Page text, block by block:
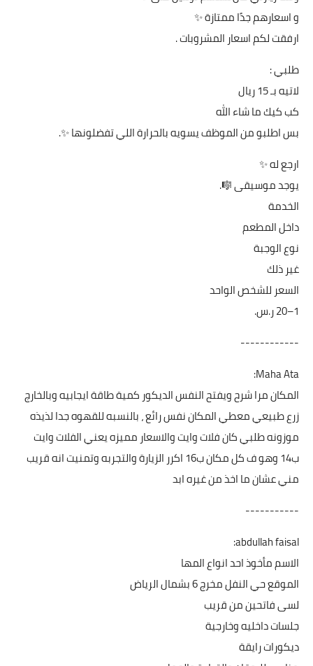
و اسعارهم جدًا ممتازة ✨
ارفقت لكم اسعار المشروبات .
طلبي :
لاتيه بـ 15 ريال
كب كيك ما شاء الله
بس اطلبو من الموظف يسويه بالحرارة اللي تفضلونها ✨.
ارجع له ✨
يوجد موسيقى 🎼.
الخدمة
داخل المطعم
نوع الوجبة
غير ذلك
السعر للشخص الواحد
------------
Maha Ata:
المكان مرا شرح ويفتح النفس الديكور كمية طاقة ايجابيه وبالخارج
زرع طبيعي معطي المكان نفس رائع ، بالنسبه للقهوه جدا لذيذه
موزونه طلبي كان فلات وايت والاسعار مميزه يعني الفلات وايت
ب14 وهو ف كل مكان ب16 اكرر الزيارة والتجربه وتمنيت انه قريب
مني عشان ما اخذ من غيره ابد
-----------
abdullah faisal:
الاسم مأخوذ احد انواع المها
الموقع حي النفل مخرج 6 بشمال الرياض
لسى فاتحين من قريب
جلسات داخليه وخارجية
ديكورات رايقة